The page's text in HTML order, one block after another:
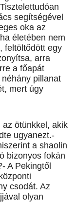
segítségével
oka az
életében nem
feltöltődött egy
arra
a főapát
pillanat
mert úgy
az ötünkkel, akik
ugyanezt.-
a shaolin
bizonyos fokán
A Pekingtől
csodát. Az
olyan